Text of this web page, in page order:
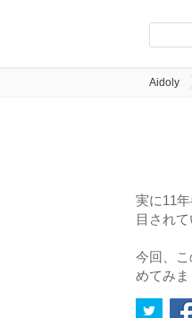
Aidoly
実に11
目されて
今回、
めてみま